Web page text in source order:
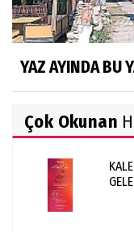
YAZ AYINDA BU
Çok Okunan